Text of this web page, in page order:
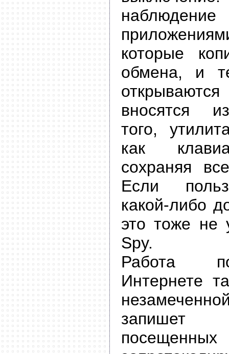
наблюдение
которые
обмена, и
вносятся
того,
как
сохраняя
Если
какой-либо
это тоже не
Spy.
Работа
Интернете
запишет